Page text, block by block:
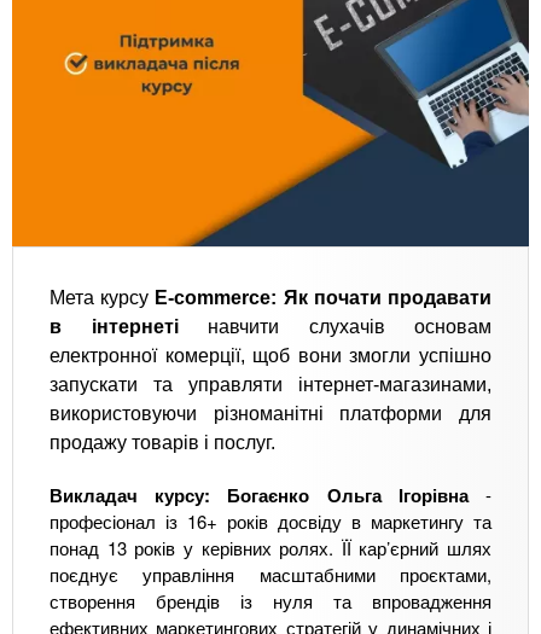
Мета курсу E-commerce: Як почати продавати
в інтернетінавчити слухачів основам
електронної комерції, щоб вони змогли успішно
запускати та управляти інтернет-магазинами,
використовуючи різноманітні платформи для
продажу товарів і послуг.
Викладач курсу: Богаєнко Ольга Ігорівна-
професіонал із 16+ років досвіду в маркетингу та
понад 13 років у керівних ролях. ЇЇ кар’єрний шлях
поєднує управління масштабними проєктами,
створення брендів із нуля та впровадження
ефективних маркетингових стратегій у динамічних і